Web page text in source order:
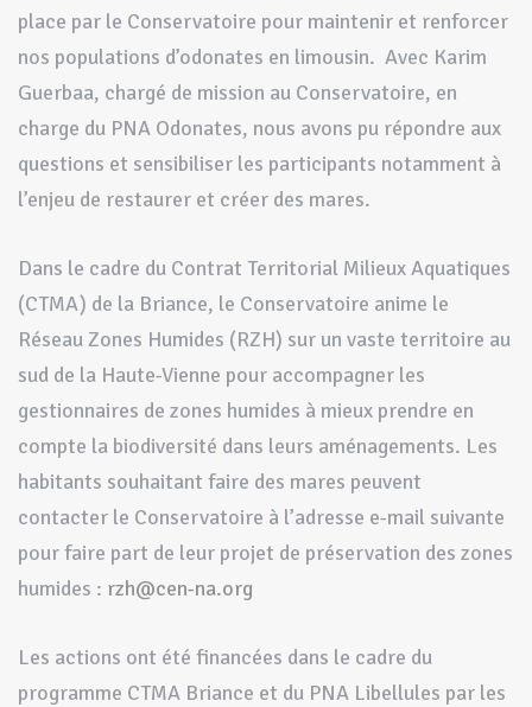
place par le Conservatoire pour maintenir et renforcer
nos populations d’odonates en limousin. Avec Karim
Guerbaa, chargé de mission au Conservatoire, en
charge du PNA Odonates, nous avons pu répondre aux
questions et sensibiliser les participants notamment à
l’enjeu de restaurer et créer des mares.
Dans le cadre du Contrat Territorial Milieux Aquatiques
(CTMA) de la Briance, le Conservatoire anime le
Réseau Zones Humides (RZH) sur un vaste territoire au
sud de la Haute-Vienne pour accompagner les
gestionnaires de zones humides à mieux prendre en
compte la biodiversité dans leurs aménagements. Les
habitants souhaitant faire des mares peuvent
contacter le Conservatoire à l’adresse e-mail suivante
pour faire part de leur projet de préservation des zones
humides : rzh@cen-na.org
Les actions ont été financées dans le cadre du
programme CTMA Briance et du PNA Libellules par les